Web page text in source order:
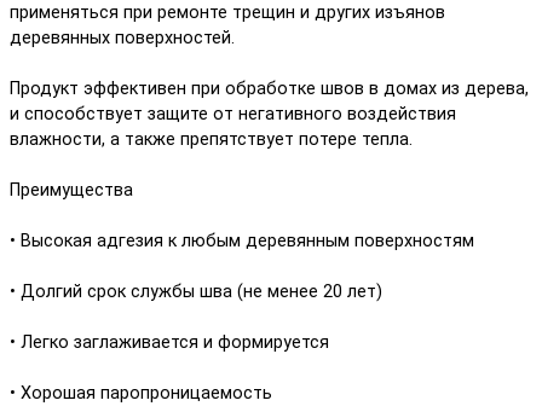
применяться при ремонте трещин и других изъянов
деревянных поверхностей.
Продукт эффективен при обработке швов в домах из дерева,
и способствует защите от негативного воздействия
влажности, а также препятствует потере тепла.
Преимущества
• Высокая адгезия к любым деревянным поверхностям
• Долгий срок службы шва (не менее 20 лет)
• Легко заглаживается и формируется
• Хорошая паропроницаемость